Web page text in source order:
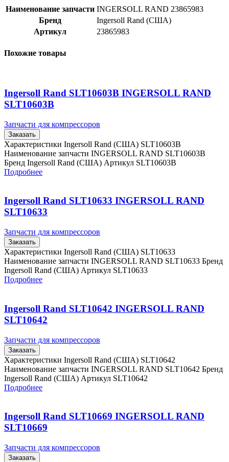
Наименование запчасти INGERSOLL RAND 23865983
Бренд
Ingersoll Rand (США)
Артикул
23865983
Похожие товары
Ingersoll Rand SLT10603B INGERSOLL RAND
SLT10603B
Запчасти для компрессоров
Заказать
Характеристики Ingersoll Rand (США) SLT10603B
Наименование запчасти INGERSOLL RAND SLT10603B
Бренд Ingersoll Rand (США) Артикул SLT10603B
Подробнее
Ingersoll Rand SLT10633 INGERSOLL RAND
SLT10633
Запчасти для компрессоров
Заказать
Характеристики Ingersoll Rand (США) SLT10633
Наименование запчасти INGERSOLL RAND SLT10633 Бренд
Ingersoll Rand (США) Артикул SLT10633
Подробнее
Ingersoll Rand SLT10642 INGERSOLL RAND
SLT10642
Запчасти для компрессоров
Заказать
Характеристики Ingersoll Rand (США) SLT10642
Наименование запчасти INGERSOLL RAND SLT10642 Бренд
Ingersoll Rand (США) Артикул SLT10642
Подробнее
Ingersoll Rand SLT10669 INGERSOLL RAND
SLT10669
Запчасти для компрессоров
Заказать